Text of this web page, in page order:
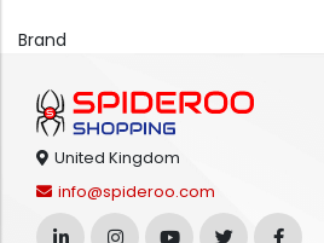
Brand
United Kingdom
info@spideroo.com